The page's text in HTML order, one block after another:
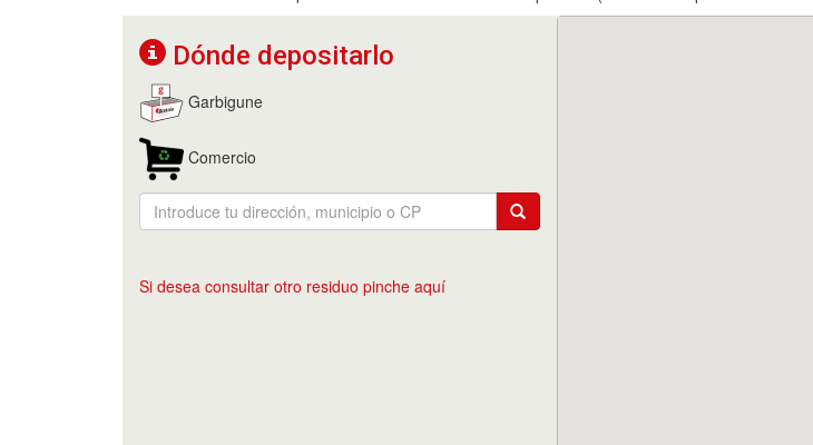
Dónde depositarlo
Garbigune
Comercio
Si desea consultar otro residuo pinche aquí